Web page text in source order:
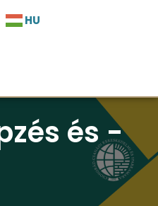
HU
és -